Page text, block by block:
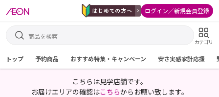
ログイン／新規会員登録
カテゴリ
トップ 予約商品 おすすめ特集・キャンペーン 安さ実感家計応援
こちらは見学店舗です。
お届けエリアの確認はこちらからお願い致します。